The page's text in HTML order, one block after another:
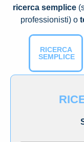
ricerca semplice
professionisti) o
RICERCA
SEMPLICE